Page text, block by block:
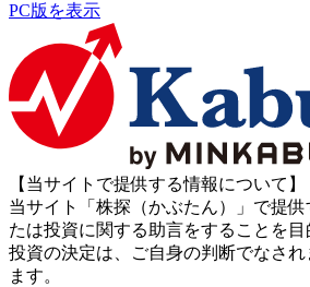
PC版を表示
【当サイトで提供する情報について】
当サイト「株探（かぶたん）」で提
たは投資に関する助言をすることを目
投資の決定は、ご自身の判断でなさ
ます。